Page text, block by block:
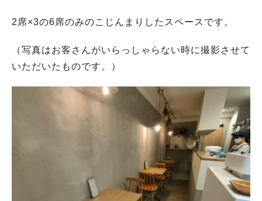
2席×3の6席のみのこじんまりしたスペースです。
（写真はお客さんがいらっしゃらない時に撮影させて
いただいたものです。）